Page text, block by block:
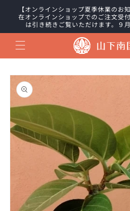
ンツに
進む
【オンラインショップ夏季休業のお
在オンラインショップでのご注文受
は引き続きご覧いただけます。９
商品情
報にス
キップ